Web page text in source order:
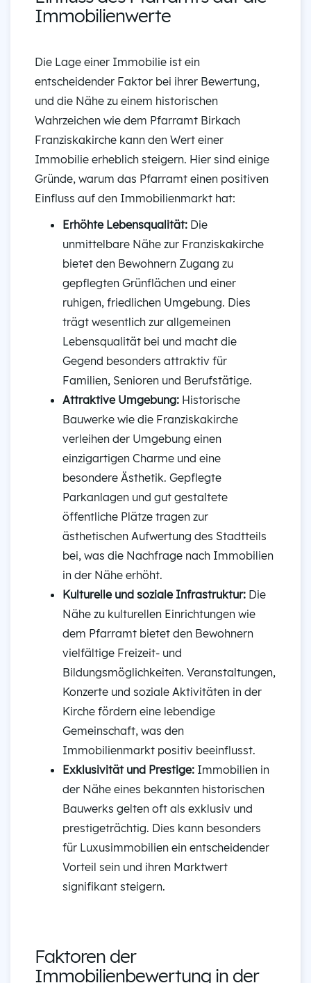
Immobilienwerte
Die Lage einer Immobilie ist ein
entscheidender Faktor bei ihrer Bewertung,
und die Nähe zu einem historischen
Wahrzeichen wie dem Pfarramt Birkach
Franziskakirche kann den Wert einer
Immobilie erheblich steigern. Hier sind einige
Gründe, warum das Pfarramt einen positiven
Einfluss auf den Immobilienmarkt hat:
Erhöhte Lebensqualität: Die
unmittelbare Nähe zur Franziskakirche
bietet den Bewohnern Zugang zu
gepflegten Grünflächen und einer
ruhigen, friedlichen Umgebung. Dies
trägt wesentlich zur allgemeinen
Lebensqualität bei und macht die
Gegend besonders attraktiv für
Familien, Senioren und Berufstätige.
Attraktive Umgebung: Historische
Bauwerke wie die Franziskakirche
verleihen der Umgebung einen
einzigartigen Charme und eine
besondere Ästhetik. Gepflegte
Parkanlagen und gut gestaltete
öffentliche Plätze tragen zur
ästhetischen Aufwertung des Stadtteils
bei, was die Nachfrage nach Immobilien
in der Nähe erhöht.
Kulturelle und soziale Infrastruktur: Die
Nähe zu kulturellen Einrichtungen wie
dem Pfarramt bietet den Bewohnern
vielfältige Freizeit- und
Bildungsmöglichkeiten. Veranstaltungen,
Konzerte und soziale Aktivitäten in der
Kirche fördern eine lebendige
Gemeinschaft, was den
Immobilienmarkt positiv beeinflusst.
Exklusivität und Prestige: Immobilien in
der Nähe eines bekannten historischen
Bauwerks gelten oft als exklusiv und
prestigeträchtig. Dies kann besonders
für Luxusimmobilien ein entscheidender
Vorteil sein und ihren Marktwert
signifikant steigern.
Faktoren der
Immobilienbewertung in der